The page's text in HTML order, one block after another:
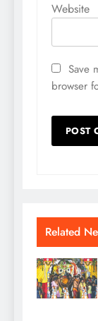
Website
Save
browser
Related